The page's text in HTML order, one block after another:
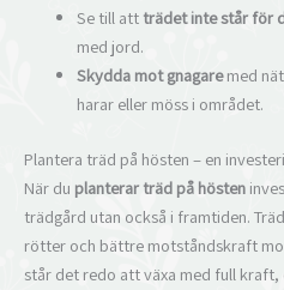
Se till att trädet inte står för
med jord.
Skydda mot gnagaremed
harar eller möss i området.
Plantera träd på hösten – en
När du planterar träd på hösten
trädgård utan också i framtiden.
rötter och bättre motståndskraft
står det redo att växa med full